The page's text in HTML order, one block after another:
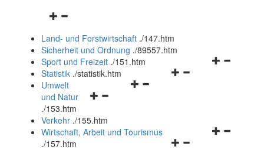
Navigationsmenü
und
schließen
Land- und Forstwirtschaft ./147.htm
Sicherheit und Ordnung ./89557.htm
Navigationsmenü
Sport und Freizeit ./151.htm
Navigationsmenü
Statistik ./statistik.htm
Navigationsmenü
und
schließen
Umwelt
und Natur
./153.htm
Verkehr ./155.htm
Navigationsmenü
Wirtschaft, Arbeit und Tourismus
./157.htm